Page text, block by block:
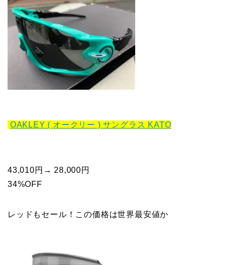
OAKLEY ( オークリー ) サングラス KATO
43,010円→ 28,000円
34%OFF
レッドもセール！この価格は世界最安値か